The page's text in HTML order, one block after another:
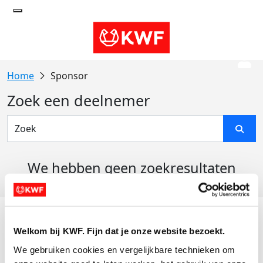
Welkom bij KWF. Fijn dat je onze website bezoekt.
We gebruiken cookies en vergelijkbare technieken om
Sponsor
Zoek een deelnemer
We hebben geen zoekresultaten
Actiematerialen
Evenementen